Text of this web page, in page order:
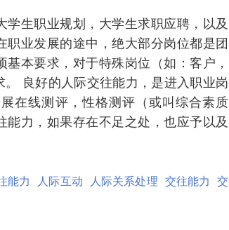
学生职业规划，大学生求职应聘，以及
业发展的途中，绝大部分岗位都是团
本要求，对于特殊岗位（如：客户，
良好的人际交往能力，是进入职业岗
在线测评，性格测评（或叫综合素质
力，如果存在不足之处，也应予以及
能力 人际互动 人际关系处理 交往能力
交